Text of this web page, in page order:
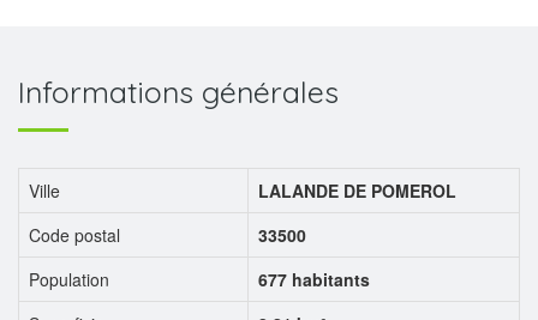
Informations générales
Ville
LALANDE DE POMEROL
Code postal
33500
Population
677 habitants